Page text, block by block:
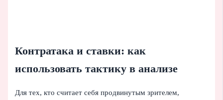
Контратака и ставки: как
использовать тактику в анализе
Для тех, кто считает себя продвинутым зрителем,